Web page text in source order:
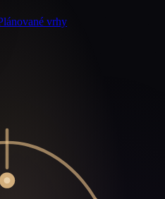
vrhy